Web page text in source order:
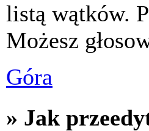
listą wątków.
Możesz
Góra
» Jak